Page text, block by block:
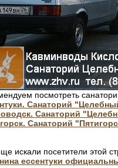
посмотреть
Санаторий
Санаторий
Санаторий
искали посетители этой
ессентуки